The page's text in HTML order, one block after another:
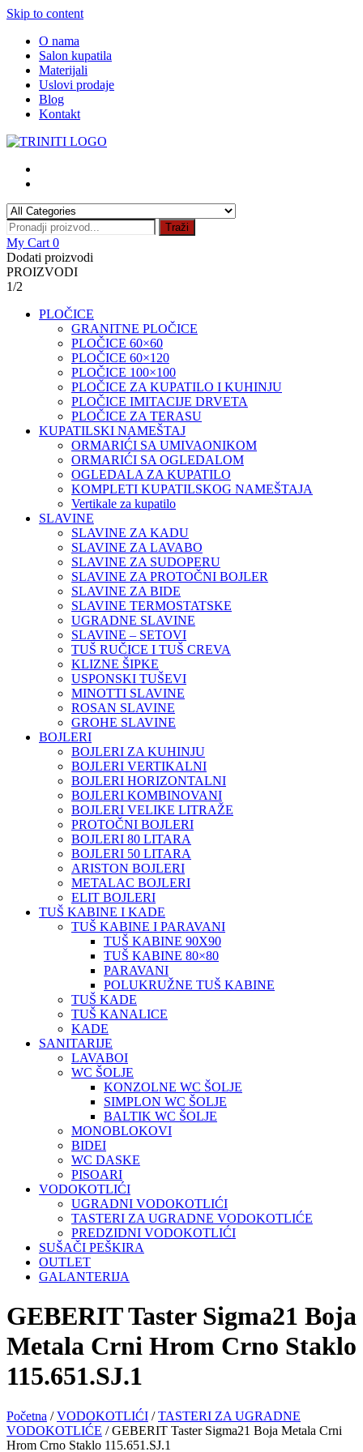
Skip to content
O nama
Salon kupatila
Materijali
Uslovi prodaje
Blog
Kontakt
Traži
My Cart 0
Dodati proizvodi
PROIZVODI
1/2
PLOČICE
GRANITNE PLOČICE
PLOČICE 60×60
PLOČICE 60×120
PLOČICE 100×100
PLOČICE ZA KUPATILO I KUHINJU
PLOČICE IMITACIJE DRVETA
PLOČICE ZA TERASU
KUPATILSKI NAMEŠTAJ
ORMARIĆI SA UMIVAONIKOM
ORMARIĆI SA OGLEDALOM
OGLEDALA ZA KUPATILO
KOMPLETI KUPATILSKOG NAMEŠTAJA
Vertikale za kupatilo
SLAVINE
SLAVINE ZA KADU
SLAVINE ZA LAVABO
SLAVINE ZA SUDOPERU
SLAVINE ZA PROTOČNI BOJLER
SLAVINE ZA BIDE
SLAVINE TERMOSTATSKE
UGRADNE SLAVINE
SLAVINE – SETOVI
TUŠ RUČICE I TUŠ CREVA
KLIZNE ŠIPKE
USPONSKI TUŠEVI
MINOTTI SLAVINE
ROSAN SLAVINE
GROHE SLAVINE
BOJLERI
BOJLERI ZA KUHINJU
BOJLERI VERTIKALNI
BOJLERI HORIZONTALNI
BOJLERI KOMBINOVANI
BOJLERI VELIKE LITRAŽE
PROTOČNI BOJLERI
BOJLERI 80 LITARA
BOJLERI 50 LITARA
ARISTON BOJLERI
METALAC BOJLERI
ELIT BOJLERI
TUŠ KABINE I KADE
TUŠ KABINE I PARAVANI
TUŠ KABINE 90X90
TUŠ KABINE 80×80
PARAVANI
POLUKRUŽNE TUŠ KABINE
TUŠ KADE
TUŠ KANALICE
KADE
SANITARIJE
LAVABOI
WC ŠOLJE
KONZOLNE WC ŠOLJE
SIMPLON WC ŠOLJE
BALTIK WC ŠOLJE
MONOBLOKOVI
BIDEI
WC DASKE
PISOARI
VODOKOTLIĆI
UGRADNI VODOKOTLIĆI
TASTERI ZA UGRADNE VODOKOTLIĆE
PREDZIDNI VODOKOTLIĆI
SUŠAČI PEŠKIRA
OUTLET
GALANTERIJA
GEBERIT Taster Sigma21 Boja
Metala Crni Hrom Crno Staklo
115.651.SJ.1
Početna /VODOKOTLIĆI /TASTERI ZA UGRADNE
VODOKOTLIĆE / GEBERIT Taster Sigma21 Boja Metala Crni
Hrom Crno Staklo 115.651.SJ.1